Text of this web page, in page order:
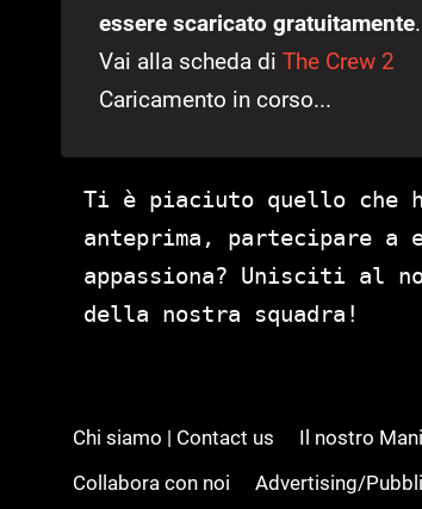
essere scaricato gratuitamente.
Vai alla scheda di The Crew 2
Caricamento in corso...
Ti è piaciuto quello che
anteprima, partecipare
appassiona? Unisciti al
della nostra squadra!
Chi siamo | Contact us Il nostro
Collabora con noi
Advertising/